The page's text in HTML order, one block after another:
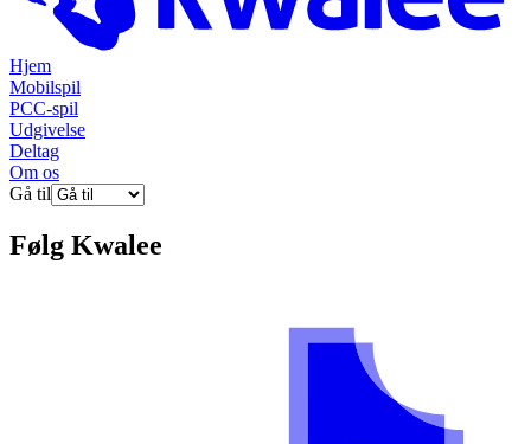
Hjem
Mobilspil
PCC-spil
Udgivelse
Deltag
Om os
Gå til
Følg Kwalee